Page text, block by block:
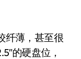
纤薄，甚至很
的硬盘位，